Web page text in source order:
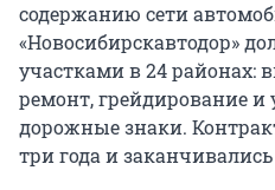
содержанию сети
«Новосибирскавтодор»
участками в 24
ремонт, грейдирование и
дорожные знаки.
три года и